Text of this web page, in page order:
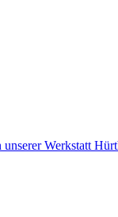
Werkstatt